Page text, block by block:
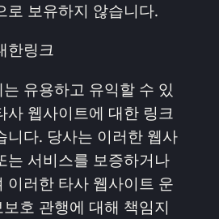
로 보유하지 않습니다.
한링크
유용하고 유익할 수 있
사 웹사이트에 대한 링크
니다. 당사는 이러한 웹사
는 서비스를 보증하거나
이러한 타사 웹사이트 운
호 관행에 대해 책임지